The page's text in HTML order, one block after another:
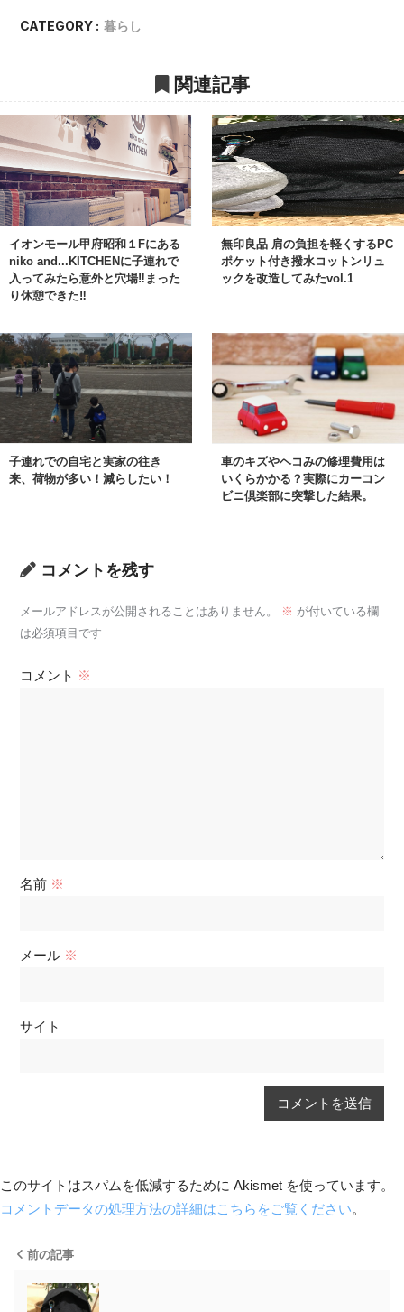
CATEGORY : 暮らし
関連記事
イオンモール甲府昭和１Fにある
niko and...KITCHENに子連れで
入ってみたら意外と穴場‼︎まった
り休憩できた‼︎
無印良品 肩の負担を軽くするPC
ポケット付き撥水コットンリュ
ックを改造してみたvol.1
子連れでの自宅と実家の往き
来、荷物が多い！減らしたい！
車のキズやヘコみの修理費用は
いくらかかる？実際にカーコン
ビニ倶楽部に突撃した結果。
コメントを残す
メールアドレスが公開されることはありません。 ※ が付いている欄
は必須項目です
コメント ※
名前 ※
メール ※
サイト
このサイトはスパムを低減するために Akismet を使っています。
コメントデータの処理方法の詳細はこちらをご覧ください。
前の記事